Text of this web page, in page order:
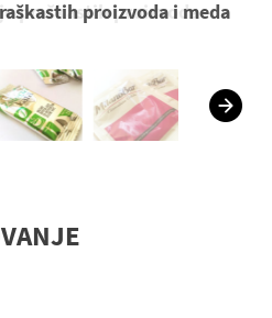
praškastih proizvoda
proizvoda i meda